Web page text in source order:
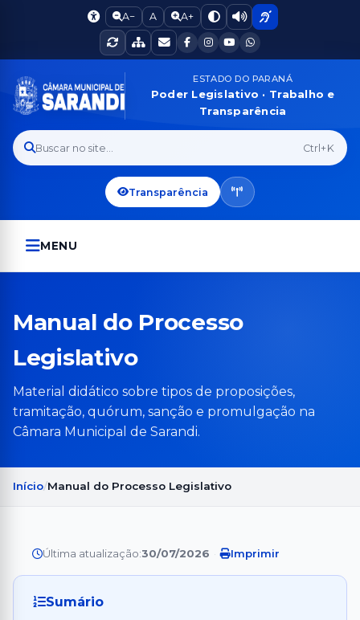
A− A A+
ESTADO DO PARANÁ
Poder Legislativo · Trabalho e
Transparência
Buscar no site... Ctrl+K
Transparência
MENU
Manual do Processo
Legislativo
Material didático sobre tipos de proposições,
tramitação, quórum, sanção e promulgação na
Câmara Municipal de Sarandi.
Início Manual do Processo Legislativo
Última atualização:30/07/2026 · Imprimir
Sumário